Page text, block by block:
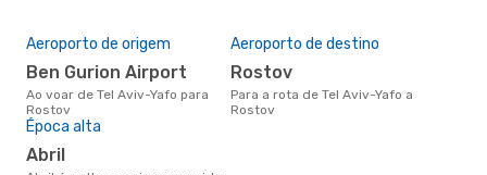
Aeroporto de origem
Ben Gurion Airport
Ao voar de Tel Aviv-Yafo para
Rostov
Aeroporto de destino
Rostov
Para a rota de Tel Aviv-Yafo a
Rostov
Época alta
abril